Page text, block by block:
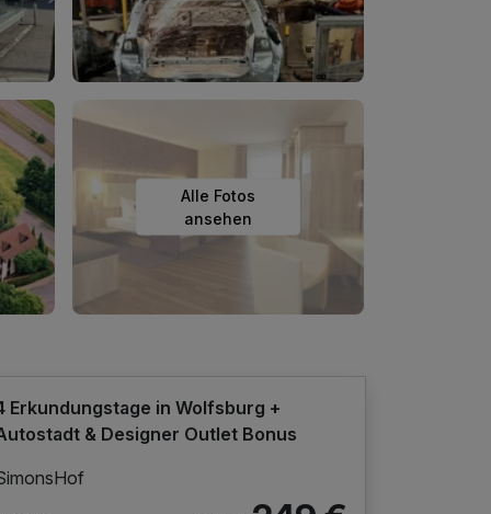
Alle Fotos
ansehen
Erkundungstage in Wolfsburg +
& Designer Outlet Bonus